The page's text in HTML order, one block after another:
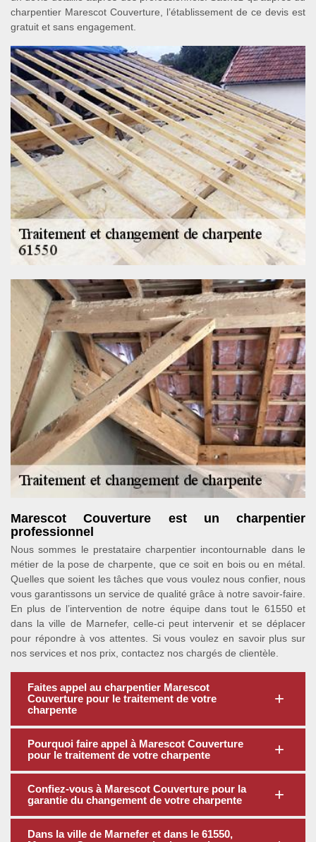
charpentier Marescot Couverture, l’établissement de ce devis est
gratuit et sans engagement.
Marescot Couverture est un charpentier
professionnel
Nous sommes le prestataire charpentier incontournable dans le
métier de la pose de charpente, que ce soit en bois ou en métal.
Quelles que soient les tâches que vous voulez nous confier, nous
vous garantissons un service de qualité grâce à notre savoir-faire.
En plus de l’intervention de notre équipe dans tout le 61550 et
dans la ville de Marnefer, celle-ci peut intervenir et se déplacer
pour répondre à vos attentes. Si vous voulez en savoir plus sur
nos services et nos prix, contactez nos chargés de clientèle.
Faites appel au charpentier Marescot
Couverture pour le traitement de votre
charpente
Pourquoi faire appel à Marescot Couverture
pour le traitement de votre charpente
Confiez-vous à Marescot Couverture pour la
garantie du changement de votre charpente
Dans la ville de Marnefer et dans le 61550,